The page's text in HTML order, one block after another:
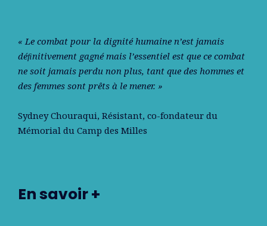
« Le combat pour la dignité humaine n’est jamais
déﬁnitivement gagné mais l’essentiel est que ce combat
ne soit jamais perdu non plus, tant que des hommes et
des femmes sont prêts à le mener. »
Sydney Chouraqui, Résistant, co-fondateur du
Mémorial du Camp des Milles
En savoir +